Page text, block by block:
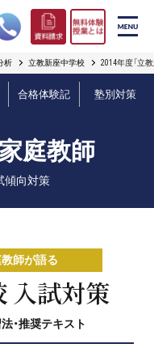
析 立教新座中学校 2014年度「立
合格体験記 塾別対策
庭教師
傾向対策
師が語る
入試対策
・推奨テキスト